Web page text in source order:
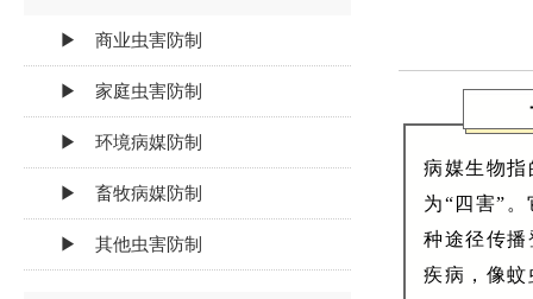
病媒生物指
为“四害”
种途径传
疾病，像
▶ 商业虫害防制
▶ 家庭虫害防制
▶ 环境病媒防制
▶ 畜牧病媒防制
▶ 其他虫害防制